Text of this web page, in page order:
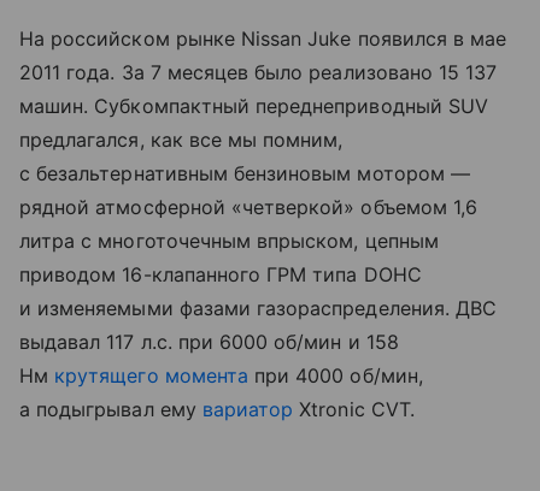
На российском рынке Nissan Juke появился в мае
2011 года. За 7 месяцев было реализовано 15 137
машин. Субкомпактный переднеприводный SUV
предлагался, как все мы помним,
с безальтернативным бензиновым мотором —
рядной атмосферной «четверкой» объемом 1,6
литра с многоточечным впрыском, цепным
приводом 16-клапанного ГРМ типа DOHC
и изменяемыми фазами газораспределения. ДВС
выдавал 117 л.с. при 6000 об/мин и 158
Нм крутящего момента при 4000 об/мин,
а подыгрывал ему вариатор Xtronic CVT.